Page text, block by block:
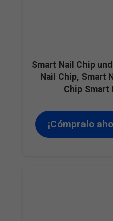
Smart Nail Chip
Nail Chip, Smart
Chip Smart
¡Cómpralo